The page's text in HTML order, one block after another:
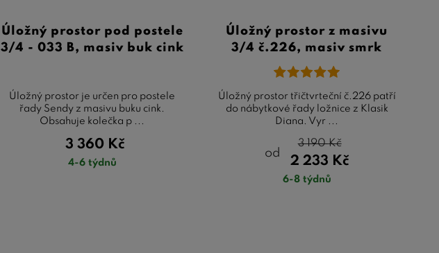
Úložný prostor pod postele
3/4 - 033 B, masiv buk cink
Úložný prostor je určen pro postele
řady Sendy z masivu buku cink.
Obsahuje kolečka p ...
3 360 Kč
4-6 týdnů
Úložný prostor z masivu
3/4 č.226, masiv smrk
Úložný prostor třičtvrteční č.226 patří
do nábytkové řady ložnice z Klasik
Diana. Vyr ...
od
2 233 Kč
3 190Kč
6-8 týdnů